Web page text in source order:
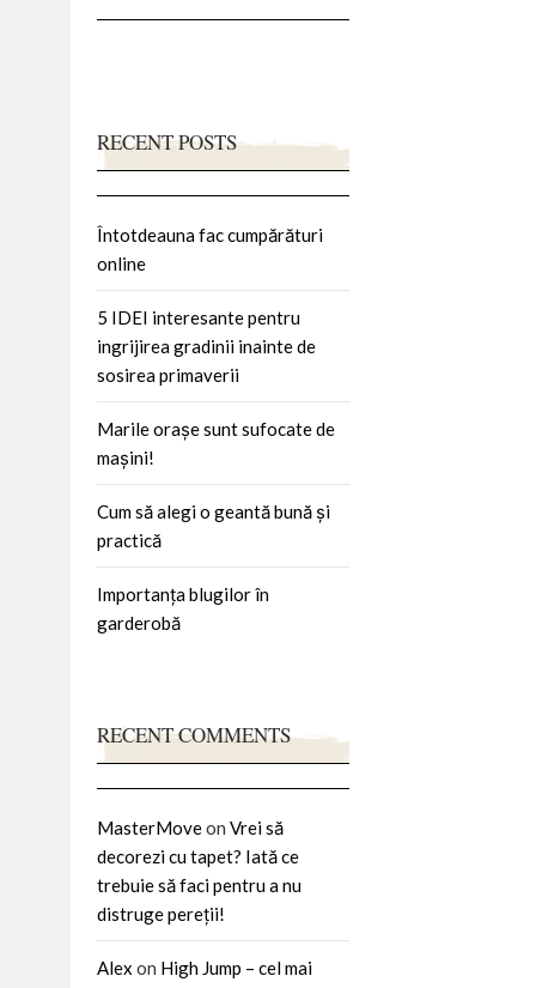
RECENT POSTS
Întotdeauna fac cumpărături
online
5 IDEI interesante pentru
ingrijirea gradinii inainte de
sosirea primaverii
Marile orașe sunt sufocate de
mașini!
Cum să alegi o geantă bună și
practică
Importanța blugilor în
garderobă
RECENT COMMENTS
MasterMoveon Vrei să
decorezi cu tapet? Iată ce
trebuie să faci pentru a nu
distruge pereții!
Alex on High Jump – cel mai